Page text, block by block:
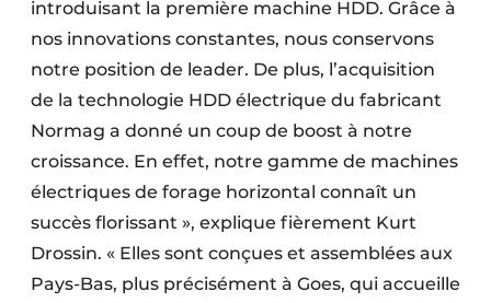
introduisant la première machine HDD. Grâce à
nos innovations constantes, nous conservons
notre position de leader. De plus, l’acquisition
de la technologie HDD électrique du fabricant
Normag a donné un coup de boost à notre
croissance. En effet, notre gamme de machines
électriques de forage horizontal connaît un
succès florissant », explique fièrement Kurt
Drossin. « Elles sont conçues et assemblées aux
Pays-Bas, plus précisément à Goes, qui accueille